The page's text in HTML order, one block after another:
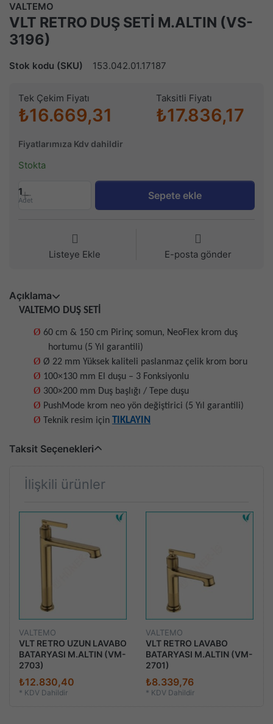
VALTEMO
VLT RETRO DUŞ SETİ M.ALTIN (VS-
3196)
Stok kodu (SKU) 153.042.01.17187
Tek Çekim Fiyatı
₺16.669,31
Taksitli Fiyatı
₺17.836,17
Fiyatlarımıza Kdv dahildir
Stokta
1
Adet Sepete ekle
Listeye Ekle E-posta gönder
Açıklama
VALTEMO DUŞ SETİ
Ø 60 cm & 150 cm Pirinç somun, NeoFlex krom duş
hortumu (5 Yıl garantili)
Ø Ø 22 mm Yüksek kaliteli paslanmaz çelik krom boru
Ø 100×130 mm El duşu – 3 Fonksiyonlu
Ø 300×200 mm Duş başlığı / Tepe duşu
Ø PushMode krom neo yön değiştirici (5 Yıl garantili)
Ø Teknik resim için TIKLAYIN
Taksit Seçenekleri
İlişkili ürünler
VALTEMO
VLT RETRO UZUN LAVABO
BATARYASI M.ALTIN (VM-
2703)
₺12.830,40
* KDV Dahildir
VALTEMO
VLT RETRO LAVABO
BATARYASI M.ALTIN (VM-
2701)
₺8.339,76
* KDV Dahildir